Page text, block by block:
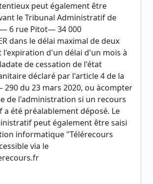
peut également être
le Tribunal Administratif de
6 rue Pitot— 34 000
dans le délai maximal de deux
l'expiration d'un délai d'un mois à
de cessation de l'état
déclaré par l'article 4 de la
290 du 23 mars 2020, ou àcompter
de l'administration si un recours
été préalablement déposé. Le
peut également être saisi
informatique "Télérecours
via le